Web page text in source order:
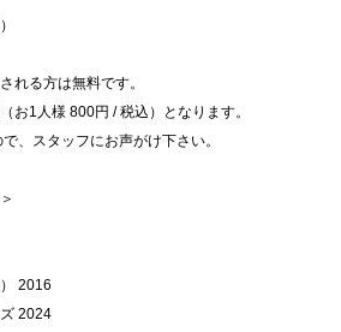
れる方は無料です。
お1人様 800円 / 税込）となります。
、スタッフにお声がけ下さい。
2016
2024